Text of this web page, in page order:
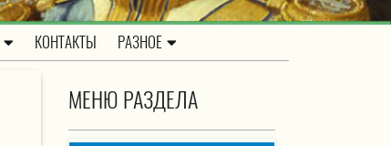
КОНТАКТЫ РАЗНОЕ
МЕНЮ РАЗДЕЛА